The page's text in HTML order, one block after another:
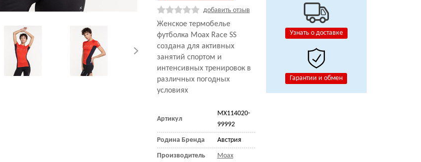
добавить отзыв
Женское термобелье
футболка Moax Race SS
создана для активных
занятий спортом и
интенсивных тренировок в
различных погодных
условиях
Артикул
MX114020-
99992
Родина Бренда Австрия
Производитель Moax
Узнать о доставке
Гарантии и обмен